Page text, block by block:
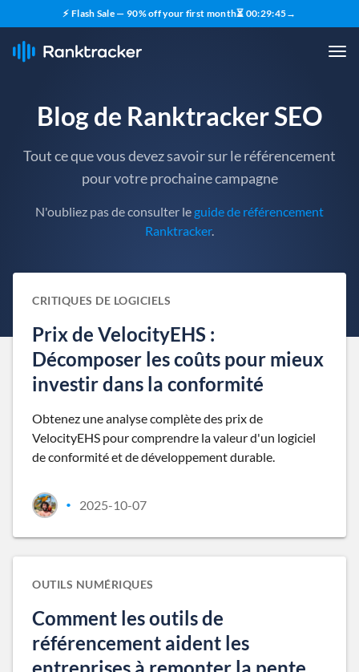
⚡ Flash Sale — 90% off your first month⏳ 00:29:44→
Blog de Ranktracker SEO
Tout ce que vous devez savoir sur le référencement
pour votre prochaine campagne
N'oubliez pas de consulter le guide de référencement
Ranktracker.
CRITIQUES DE LOGICIELS
Prix de VelocityEHS :
Décomposer les coûts pour mieux
investir dans la conformité
Obtenez une analyse complète des prix de
VelocityEHS pour comprendre la valeur d'un logiciel
de conformité et de développement durable.
• 2025-10-07
OUTILS NUMÉRIQUES
Comment les outils de
référencement aident les